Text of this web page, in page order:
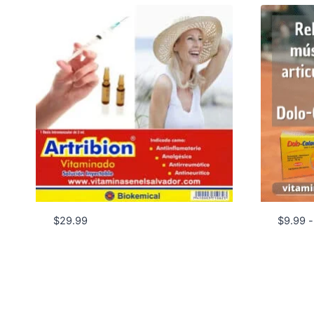
$29.99 $9.99 -